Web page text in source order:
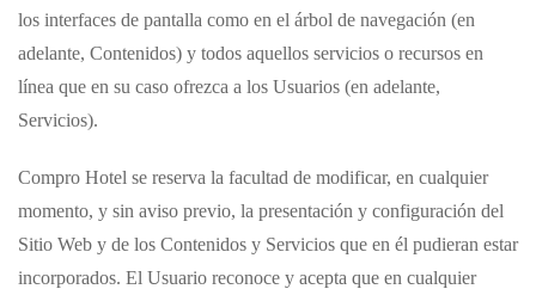
los interfaces de pantalla como en el árbol de navegación (en
adelante, Contenidos) y todos aquellos servicios o recursos en
línea que en su caso ofrezca a los Usuarios (en adelante,
Servicios).
Compro Hotel se reserva la facultad de modificar, en cualquier
momento, y sin aviso previo, la presentación y configuración del
Sitio Web y de los Contenidos y Servicios que en él pudieran estar
incorporados. El Usuario reconoce y acepta que en cualquier